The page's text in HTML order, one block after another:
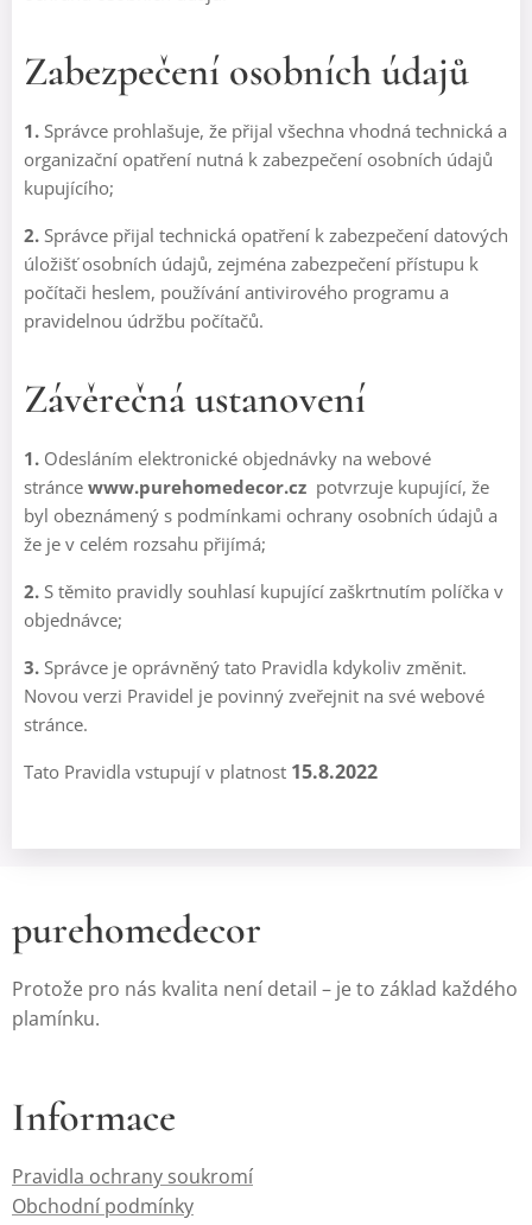
Zabezpečení osobních údajů
1. Správce prohlašuje, že přijal všechna vhodná technická a
organizační opatření nutná k zabezpečení osobních údajů
kupujícího;
2. Správce přijal technická opatření k zabezpečení datových
úložišť osobních údajů, zejména zabezpečení přístupu k
počítači heslem, používání antivirového programu a
pravidelnou údržbu počítačů.
Závěrečná ustanovení
1. Odesláním elektronické objednávky na webové
stránce www.purehomedecor.cz potvrzuje kupující, že
byl obeznámený s podmínkami ochrany osobních údajů a
že je v celém rozsahu přijímá;
2. S těmito pravidly souhlasí kupující zaškrtnutím políčka v
objednávce;
3. Správce je oprávněný tato Pravidla kdykoliv změnit.
Novou verzi Pravidel je povinný zveřejnit na své webové
stránce.
Tato Pravidla vstupují v platnost 15.8.2022
purehomedecor
Protože pro nás kvalita není detail – je to základ každého
plamínku.
Informace
Pravidla ochrany soukromí
Obchodní podmínky